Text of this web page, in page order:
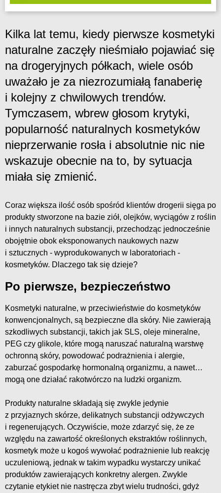
Kilka lat temu, kiedy pierwsze kosmetyki
naturalne zaczęły nieśmiało pojawiać się
na drogeryjnych półkach, wiele osób
uważało je za niezrozumiałą fanaberię
i kolejny z chwilowych trendów.
Tymczasem, wbrew głosom krytyki,
popularność naturalnych kosmetyków
nieprzerwanie rosła i absolutnie nic nie
wskazuje obecnie na to, by sytuacja
miała się zmienić.
Coraz większa ilość osób spośród klientów drogerii sięga po
produkty stworzone na bazie ziół, olejków, wyciągów z roślin
i innych naturalnych substancji, przechodząc jednocześnie
obojętnie obok eksponowanych naukowych nazw
i sztucznych - wyprodukowanych w laboratoriach -
kosmetyków. Dlaczego tak się dzieje?
Po pierwsze, bezpieczeństwo
Kosmetyki naturalne, w przeciwieństwie do kosmetyków
konwencjonalnych, są bezpieczne dla skóry. Nie zawierają
szkodliwych substancji, takich jak SLS, oleje mineralne,
PEG czy glikole, które mogą naruszać naturalną warstwę
ochronną skóry, powodować podrażnienia i alergie,
zaburzać gospodarkę hormonalną organizmu, a nawet…
mogą one działać rakotwórczo na ludzki organizm.
Produkty naturalne składają się zwykle jedynie
z przyjaznych skórze, delikatnych substancji odżywczych
i regenerujących. Oczywiście, może zdarzyć się, że ze
względu na zawartość określonych ekstraktów roślinnych,
kosmetyk może u kogoś wywołać podrażnienie lub reakcję
uczuleniową, jednak w takim wypadku wystarczy unikać
produktów zawierających konkretny alergen. Zwykle
czytanie etykiet nie nastręcza zbyt wielu trudności, gdyż